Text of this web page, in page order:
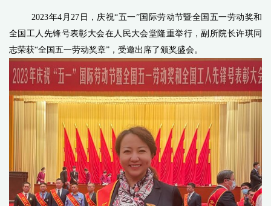
2023年4月27日，庆祝“五一”国际劳动节暨全国五一劳动奖和
全国工人先锋号表彰大会在人民大会堂隆重举行，副所院长许琪同
志荣获“全国五一劳动奖章”，受邀出席了颁奖盛会。